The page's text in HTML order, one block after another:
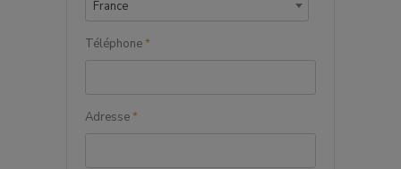
France
Téléphone*
Adresse*